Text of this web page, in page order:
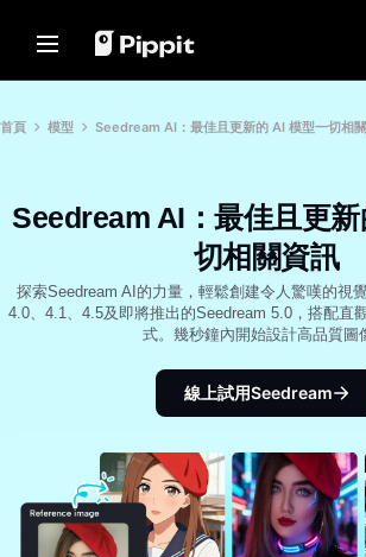
Home
解決方案
內容中心
解決方案
只要輸入產品連結或上傳視覺素
材，就能瞬間生成引人入勝的行銷
影片。
資源
社群
TikTok Ads Manager
客戶成功案例
KraftGeek's Story
Sleep Shop's Story
2911 Studio Art's Story
Lover Brand Fashion's Story
說明中心
一鍵製片解決方案
內容中心
圖片提示
2024年最佳8大圖像調整器
推廣貼士
10個促銷視頻創意
頂級促銷視頻模板網站
7個宣傳海報創意
商業貼士
人工智能驅動的產品海報
AI 模型
AI 模型
Seedream
Nano Banana Pro
首頁 模型 Seedream AI：最佳且更新的 AI 模型一切相
Seedream AI：最佳且更
切相關資訊
探索Seedream AI的力量，輕鬆創建令人驚嘆的視
4.0、4.1、4.5及即將推出的Seedream 5.0，搭配直
式。幾秒鐘內開始設計高品質圖
線上試用Seedream